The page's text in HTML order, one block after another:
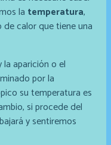
la temperatura,
calor que tiene una
la aparición o el
por la
su temperatura es
si procede del
y sentiremos